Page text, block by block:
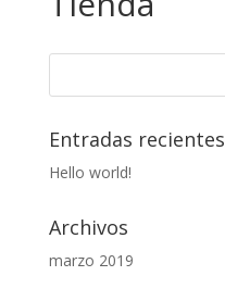
Entradas recientes
Hello world!
Archivos
marzo 2019